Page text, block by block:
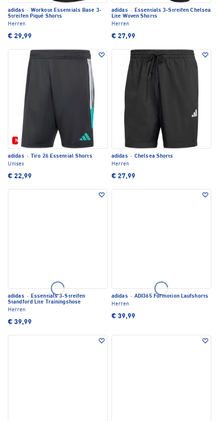
adidas · Workout Essentials Base 3-
Streifen Piqué Shorts
Herren
€ 29,99
adidas · Essentials 3-Streifen Chelsea
Lite Woven Shorts
Herren
€ 27,99
Neu
adidas ·
Tiro 26 Essential Shorts
Unisex
€ 22,99
adidas · Chelsea Shorts
Herren
€ 27,99
adidas · Essentials 3-Streifen
Standford Lite Trainingshose
Herren
€ 39,99
adidas · ADI365 Formotion Laufshorts
Herren
€ 39,99